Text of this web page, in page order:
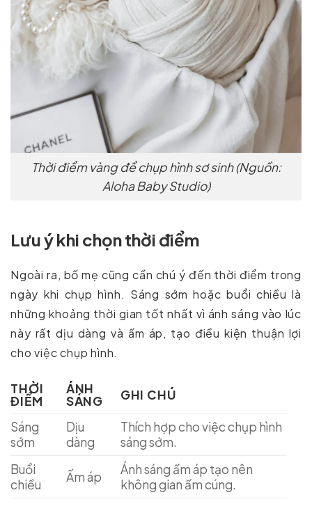
Thời điểm vàng để chụp hình sơ sinh (Nguồn:
Aloha Baby Studio)
Lưu ý khi chọn thời điểm
Ngoài ra, bố mẹ cũng cần chú ý đến thời điểm trong
ngày khi chụp hình. Sáng sớm hoặc buổi chiều là
những khoảng thời gian tốt nhất vì ánh sáng vào lúc
này rất dịu dàng và ấm áp, tạo điều kiện thuận lợi
cho việc chụp hình.
THỜI
ĐIỂM
ÁNH
SÁNG
GHI CHÚ
Sáng
sớm
Dịu
dàng
Thích hợp cho việc chụp hình
sáng sớm.
Buổi
chiều
Ấm áp
Ánh sáng ấm áp tạo nên
không gian ấm cúng.